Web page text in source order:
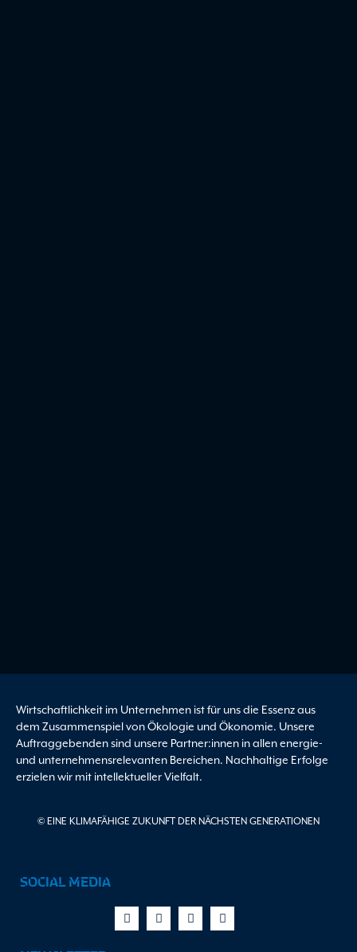
Wirtschaftlichkeit im Unternehmen ist für uns die Essenz aus
dem Zusammenspiel von Ökologie und Ökonomie. Unsere
Auftraggebenden sind unsere Partner:innen in allen energie-
und unternehmensrelevanten Bereichen. Nachhaltige Erfolge
erzielen wir mit intellektueller Vielfalt.
© EINE KLIMAFÄHIGE ZUKUNFT DER NÄCHSTEN GENERATIONEN
SOCIAL MEDIA
Facebook-
f
X-
twitter
YoutubeLinkedin